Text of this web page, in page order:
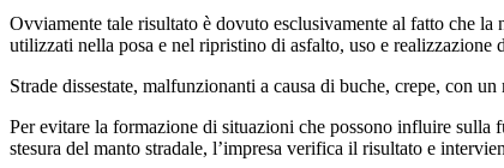
Ovviamente tale risultato è dovuto esclusivamente al fatto che
utilizzati nella posa e nel ripristino di asfalto, uso e
Strade dissestate, malfunzionanti a causa di buche, crepe, con
Per evitare la formazione di situazioni che possono influire sulla
stesura del manto stradale, l’impresa verifica il risultato e